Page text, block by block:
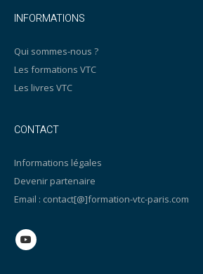
INFORMATIONS
Qui sommes-nous ?
Les formations VTC
Les livres VTC
CONTACT
Informations légales
Devenir partenaire
Email : contact[@]formation-vtc-paris.com